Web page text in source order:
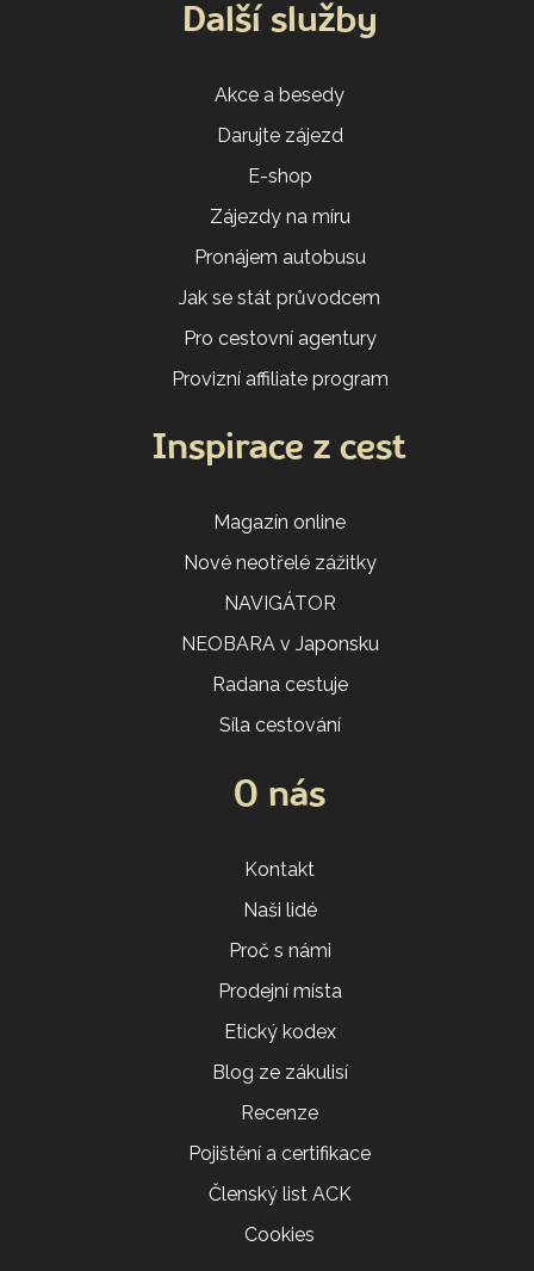
Další služby
Akce a besedy
Darujte zájezd
E-shop
Zájezdy na míru
Pronájem autobusu
Jak se stát průvodcem
Pro cestovní agentury
Provizní affiliate program
Inspirace z cest
Magazín online
Nové neotřelé zážitky
NAVIGÁTOR
NEOBARA v Japonsku
Radana cestuje
Síla cestování
O nás
Kontakt
Naši lidé
Proč s námi
Prodejní místa
Etický kodex
Blog ze zákulisí
Recenze
Pojištění a certifikace
Členský list ACK
Cookies